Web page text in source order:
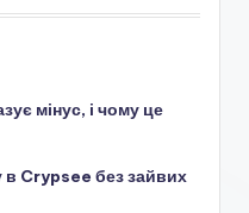
мінус, і чому це
Crypsee без зайвих